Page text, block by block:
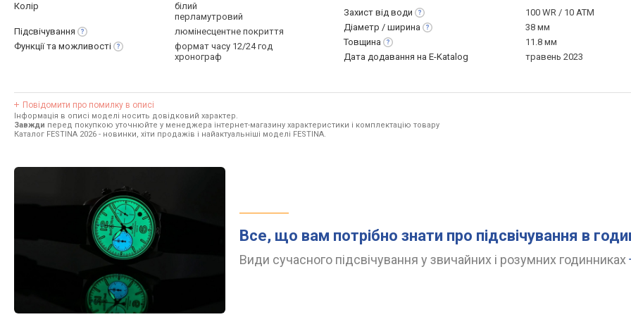
Колір
білий
перламутровий
Підсвічування
люмінесцентне покриття
Функції та можливості
формат часу 12/24 год
хронограф
Захист від води
100 WR / 10 ATM
Діаметр / ширина
38 мм
Товщина
11.8 мм
Дата додавання на E-Katalog
травень 2023
Повідомити про помилку в описі
Інформація в описі моделі носить довідковий характер.
Завжди перед покупкою уточнюйте у менеджера інтернет-магазину характеристики і комплектацію товару
Каталог FESTINA 2026 - новинки, хіти продажів і найактуальніші моделі FESTINA.
Все, що вам потрібно знати про підсвічування в
Види сучасного підсвічування у звичайних і розумних годинниках